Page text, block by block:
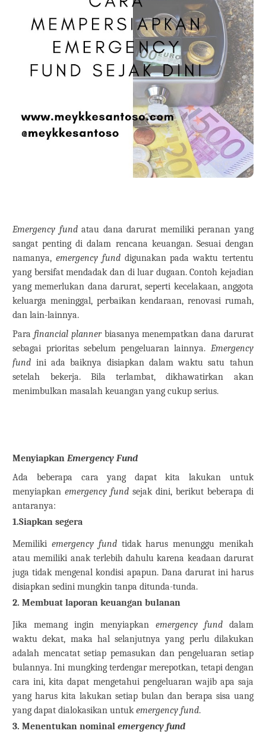
Emergency fundatau dana darurat memiliki peranan yang
sangat penting di dalam rencana keuangan. Sesuai dengan
namanya, emergency funddigunakan pada waktu tertentu
yang bersifat mendadak dan di luar dugaan. Contoh kejadian
yang memerlukan dana darurat, seperti kecelakaan, anggota
keluarga meninggal, perbaikan kendaraan, renovasi rumah,
dan lain-lainnya.
Para financial plannerbiasanya menempatkan dana darurat
sebagai prioritas sebelum pengeluaran lainnya. Emergency
fund ini ada baiknya disiapkan dalam waktu satu tahun
setelah bekerja. Bila terlambat, dikhawatirkan akan
menimbulkan masalah keuangan yang cukup serius.
Menyiapkan Emergency Fund
Ada beberapa cara yang dapat kita lakukan untuk
menyiapkanemergency fund sejak dini, berikut beberapa di
antaranya:
1.Siapkan segera
Memiliki emergency fundtidak harus menunggu menikah
atau memiliki anak terlebih dahulu karena keadaan darurat
juga tidak mengenal kondisi apapun. Dana darurat ini harus
disiapkan sedini mungkin tanpa ditunda-tunda.
2.Membuat laporan keuangan bulanan
Jika memang ingin menyiapkan emergency funddalam
waktu dekat, maka hal selanjutnya yang perlu dilakukan
adalah mencatat setiap pemasukan dan pengeluaran setiap
bulannya. Ini mungking terdengar merepotkan, tetapi dengan
cara ini, kita dapat mengetahui pengeluaran wajib apa saja
yang harus kita lakukan setiap bulan dan berapa sisa uang
yang dapat dialokasikan untukemergency fund.
3.Menentukan nominalemergency fund